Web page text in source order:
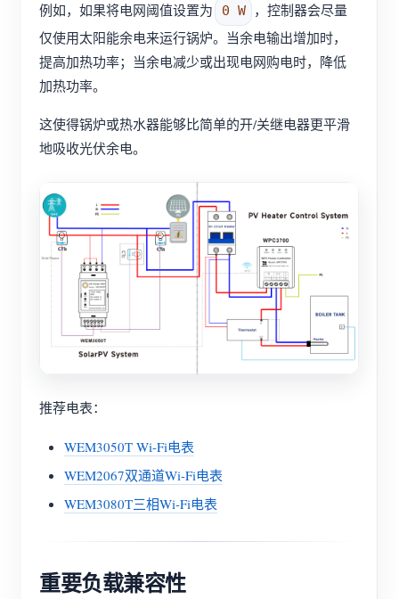
例如，如果将电网阈值设置为 0 W
，控制器会尽量
仅使用太阳能余电来运行锅炉。当余电输出增加时，
提高加热功率；当余电减少或出现电网购电时，降低
加热功率。
这使得锅炉或热水器能够比简单的开/关继电器更平滑
地吸收光伏余电。
推荐电表：
WEM3050T Wi-Fi电表
WEM2067双通道Wi-Fi电表
WEM3080T三相Wi-Fi电表
重要负载兼容性